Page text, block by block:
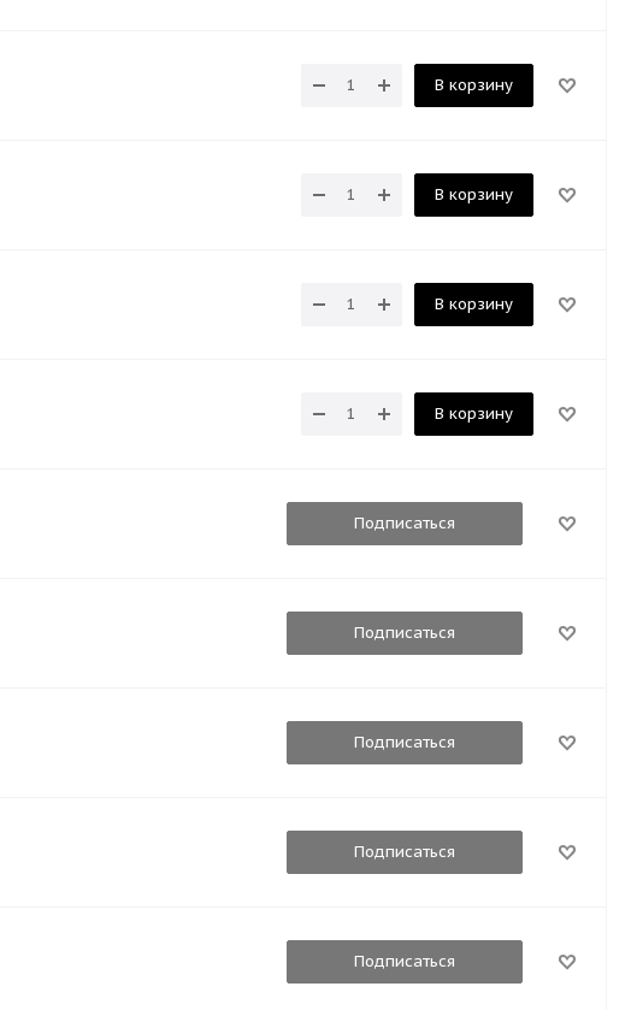
В корзину
В корзину
В корзину
В корзину
Подписаться
Подписаться
Подписаться
Подписаться
Подписаться